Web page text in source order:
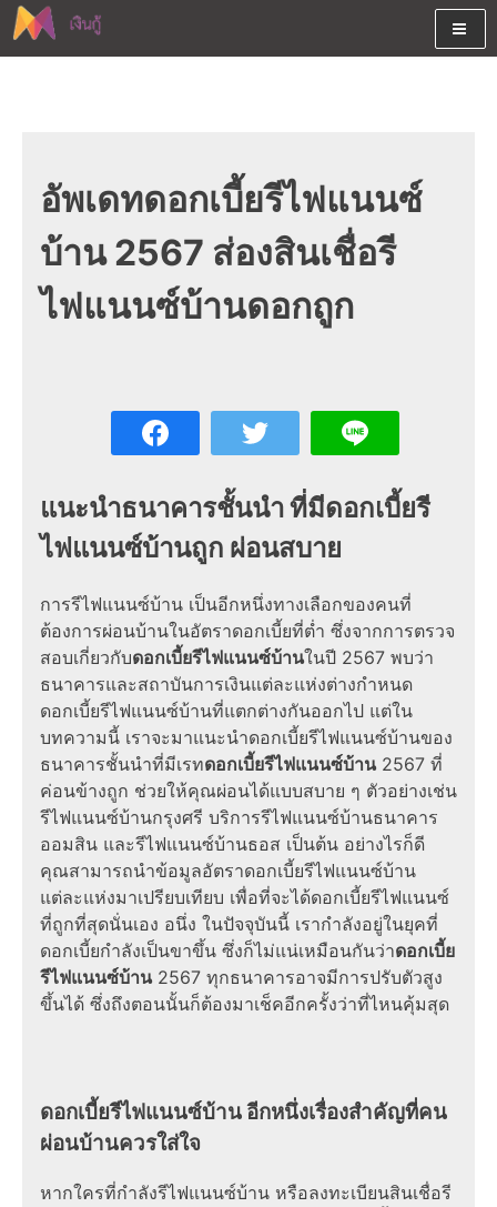
Skip
to
เงินสด และมีรีไฟแนนซ์ด้วย
อัพเดทดอกเบี้ยรีไฟแนนซ์
บ้าน 2567 ส่องสินเชื่อรี
ไฟแนนซ์บ้านดอกถูก
แนะนำธนาคารชั้นนำ ที่มีดอกเบี้ยรี
ไฟแนนซ์บ้านถูก ผ่อนสบาย
การรีไฟแนนซ์บ้าน เป็นอีกหนึ่งทางเลือกของคนที่
ต้องการผ่อนบ้านในอัตราดอกเบี้ยที่ต่ำ ซึ่งจากการตรวจ
สอบเกี่ยวกับดอกเบี้ยรีไฟแนนซ์บ้านในปี 2567 พบว่า
ธนาคารและสถาบันการเงินแต่ละแห่งต่างกำหนด
ดอกเบี้ยรีไฟแนนซ์บ้านที่แตกต่างกันออกไป แต่ใน
บทความนี้ เราจะมาแนะนำดอกเบี้ยรีไฟแนนซ์บ้านของ
ธนาคารชั้นนำที่มีเรทดอกเบี้ยรีไฟแนนซ์บ้าน2567 ที่
ค่อนข้างถูก ช่วยให้คุณผ่อนได้แบบสบาย ๆ ตัวอย่างเช่น
รีไฟแนนซ์บ้านกรุงศรี บริการรีไฟแนนซ์บ้านธนาคาร
ออมสิน และรีไฟแนนซ์บ้านธอส เป็นต้น อย่างไรก็ดี
คุณสามารถนำข้อมูลอัตราดอกเบี้ยรีไฟแนนซ์บ้าน
แต่ละแห่งมาเปรียบเทียบ เพื่อที่จะได้ดอกเบี้ยรีไฟแนนซ์
ที่ถูกที่สุดนั่นเอง อนึ่ง ในปัจจุบันนี้ เรากำลังอยู่ในยุคที่
ดอกเบี้ยกำลังเป็นขาขึ้น ซึ่งก็ไม่แน่เหมือนกันว่าดอกเบี้ย
รีไฟแนนซ์บ้าน2567 ทุกธนาคารอาจมีการปรับตัวสูง
ขึ้นได้ ซึ่งถึงตอนนั้นก็ต้องมาเช็คอีกครั้งว่าที่ไหนคุ้มสุด
ดอกเบี้ยรีไฟแนนซ์บ้าน อีกหนึ่งเรื่องสำคัญที่คน
ผ่อนบ้านควรใส่ใจ
หากใครที่กำลังรีไฟแนนซ์บ้าน หรือลงทะเบียนสินเชื่อรี